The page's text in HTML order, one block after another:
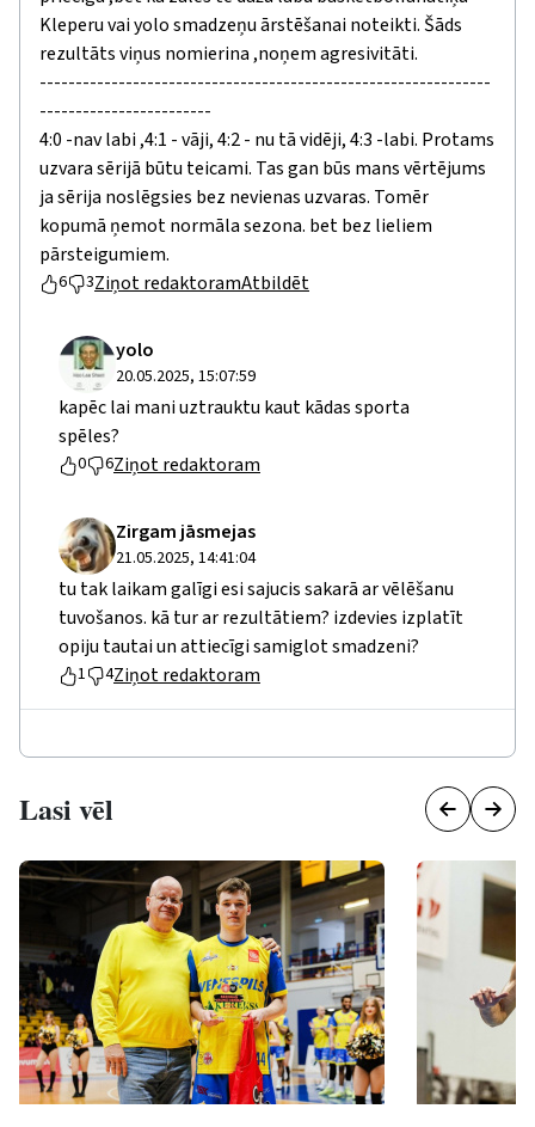
Kleperu vai yolo smadzeņu ārstēšanai noteikti. Šāds
rezultāts viņus nomierina ,noņem agresivitāti.
---------------------------------------------------------------
------------------------
4:0 -nav labi ,4:1 - vāji, 4:2 - nu tā vidēji, 4:3 -labi. Protams
uzvara sērijā būtu teicami. Tas gan būs mans vērtējums
ja sērija noslēgsies bez nevienas uzvaras. Tomēr
kopumā ņemot normāla sezona. bet bez lieliem
pārsteigumiem.
6 3Ziņot redaktoramAtbildēt
yolo
20.05.2025, 15:07:59
kapēc lai mani uztrauktu kaut kādas sporta
spēles?
0 6Ziņot redaktoram
Zirgam jāsmejas
21.05.2025, 14:41:04
tu tak laikam galīgi esi sajucis sakarā ar vēlēšanu
tuvošanos. kā tur ar rezultātiem? izdevies izplatīt
opiju tautai un attiecīgi samiglot smadzeni?
1 4Ziņot redaktoram
Lasi vēl